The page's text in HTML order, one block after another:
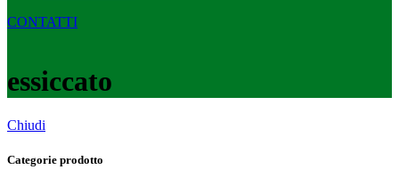
CONTATTI
essiccato
Chiudi
Categorie prodotto